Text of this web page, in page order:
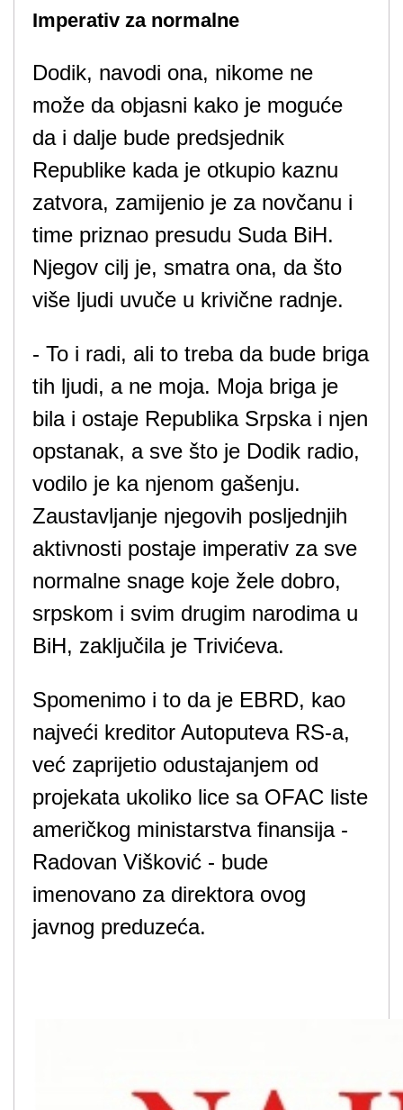
Imperativ za normalne
Dodik, navodi ona, nikome ne
može da objasni kako je moguće
da i dalje bude predsjednik
Republike kada je otkupio kaznu
zatvora, zamijenio je za novčanu i
time priznao presudu Suda BiH.
Njegov cilj je, smatra ona, da što
više ljudi uvuče u krivične radnje.
- To i radi, ali to treba da bude briga
tih ljudi, a ne moja. Moja briga je
bila i ostaje Republika Srpska i njen
opstanak, a sve što je Dodik radio,
vodilo je ka njenom gašenju.
Zaustavljanje njegovih posljednjih
aktivnosti postaje imperativ za sve
normalne snage koje žele dobro,
srpskom i svim drugim narodima u
BiH, zaključila je Trivićeva.
Spomenimo i to da je EBRD, kao
najveći kreditor Autoputeva RS-a,
već zaprijetio odustajanjem od
projekata ukoliko lice sa OFAC liste
američkog ministarstva finansija -
Radovan Višković - bude
imenovano za direktora ovog
javnog preduzeća.